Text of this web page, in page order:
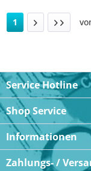
1
Service Hotline
Shop Service
Informationen
Zahlungs- /